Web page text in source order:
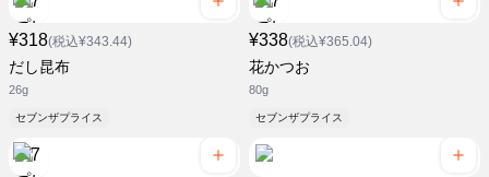
¥318(税込¥343.44)
だし昆布
26g
セブンザプライス
¥338(税込¥365.04)
花かつお
80g
セブンザプライス